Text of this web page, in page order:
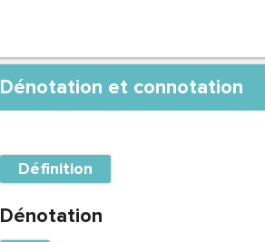
Dénotation et connotation
Définition
Dénotation